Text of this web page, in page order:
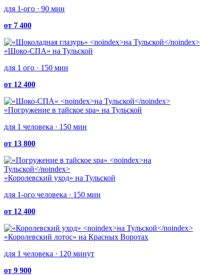
для 1-ого · 90 мин
от 7 400
«Шоко-СПА» на Тульской
для 1 ого · 150 мин
от 12 400
«Погружение в тайское spa» на Тульской
для 1 человека · 150 мин
от 13 800
«Королевский уход» на Тульской
для 1-ого человека · 150 мин
от 12 400
«Королевский лотос» на Красных Воротах
для 1 человека · 120 минут
от 9 900